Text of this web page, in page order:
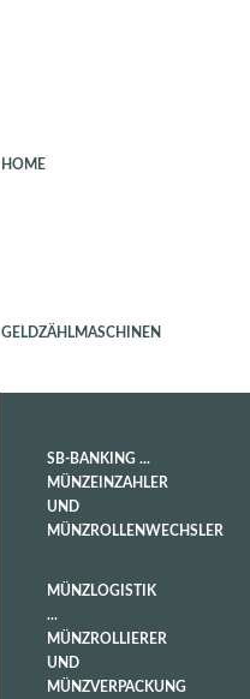
HOME
GELDZÄHLMASCHINEN
SB-BANKING ...
MÜNZEINZAHLER
UND
MÜNZROLLENWECHSLER
MÜNZLOGISTIK
...
MÜNZROLLIERER
UND
MÜNZVERPACKUNG